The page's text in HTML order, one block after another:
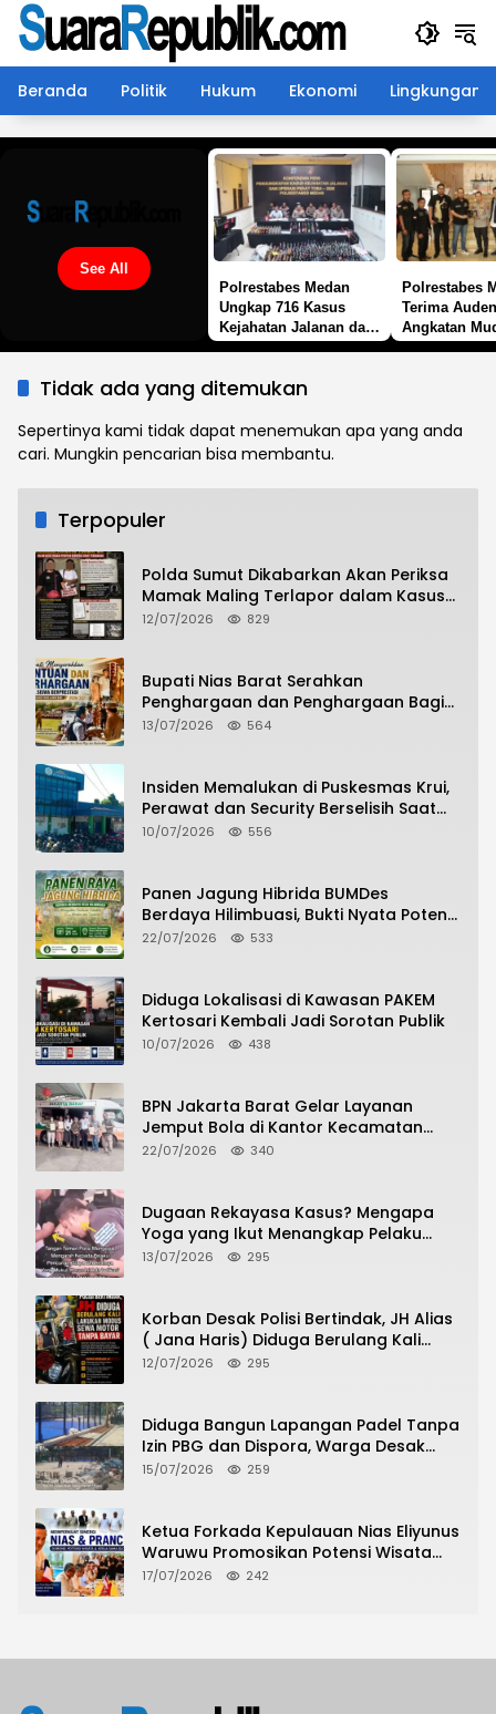
Langsung
konten
Beranda
Politik Hukum Ekonomi Lingkungan
See All
Polrestabes Medan
Ungkap 716 Kasus
Kejahatan Jalanan dan
Tersangka Diamankan
Polrestabes
Terima
Angkatan
Tidak ada yang ditemukan
Sepertinya kami tidak dapat menemukan apa yang anda
cari. Mungkin pencarian bisa membantu.
Terpopuler
Polda Sumut Dikabarkan Akan Periksa
Mamak Maling Terlapor dalam Kasus
Dugaan Penipuan Bermodus Surat
12/07/2026 829
Bupati Nias Barat Serahkan
Penghargaan dan Penghargaan Bagi
Siswa Berprestasi Pada Pembukaan TA
13/07/2026 564
Insiden Memalukan di Puskesmas Krui,
Perawat dan Security Berselisih Saat
Pelayanan Pasien Berlangsung
10/07/2026 556
Panen Jagung Hibrida BUMDes
Berdaya Hilimbuasi, Bukti Nyata Potensi
Pertanian Desa
22/07/2026 533
Diduga Lokalisasi di Kawasan PAKEM
Kertosari Kembali Jadi Sorotan Publik
10/07/2026 438
BPN Jakarta Barat Gelar Layanan
Jemput Bola di Kantor Kecamatan
Grogol Petamburan, Warga Antusias
22/07/2026 340
Dugaan Rekayasa Kasus? Mengapa
Yoga yang Ikut Menangkap Pelaku
Pencurian Toko Ponsel di Pancur Batu
13/07/2026 295
Korban Desak Polisi Bertindak, JH Alias
( Jana Haris) Diduga Berulang Kali
Lakukan Modus Sewa Motor Tanpa
12/07/2026 295
Diduga Bangun Lapangan Padel Tanpa
Izin PBG dan Dispora, Warga Desak
CKTRP dan Dispora Jakarta Barat
15/07/2026 259
Ketua Forkada Kepulauan Nias Eliyunus
Waruwu Promosikan Potensi Wisata
Nias di Hadapan Dubes Prancis
17/07/2026 242